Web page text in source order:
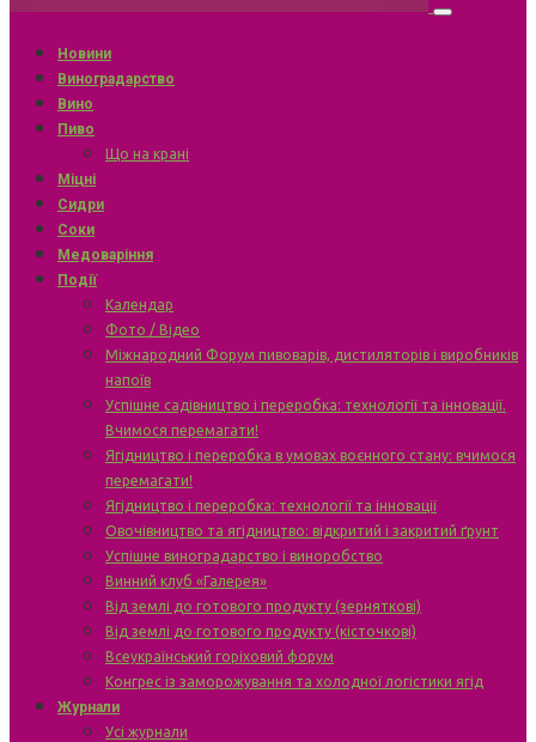
Новини
Виноградарство
Вино
Пиво
Що на крані
Міцні
Сидри
Соки
Медоваріння
Події
Календар
Фото / Відео
Міжнародний Форум пивоварів, дистиляторів і виробників
напоїв
Успішне садівництво і переробка: технології та інновації.
Вчимося перемагати!
Ягідництво і переробка в умовах воєнного стану: вчимося
перемагати!
Ягідництво і переробка: технології та інновації
Овочівництво та ягідництво: відкритий і закритий ґрунт
Успішне виноградарство і виноробство
Винний клуб «Галерея»
Від землі до готового продукту (зерняткові)
Від землі до готового продукту (кісточкові)
Всеукраїнський горіховий форум
Конгрес із заморожування та холодної логістики ягід
Журнали
Усі журнали